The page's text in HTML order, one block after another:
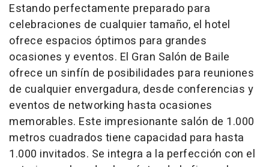
Estando perfectamente preparado para
celebraciones de cualquier tamaño, el hotel
ofrece espacios óptimos para grandes
ocasiones y eventos. El Gran Salón de Baile
ofrece un sinfín de posibilidades para reuniones
de cualquier envergadura, desde conferencias y
eventos de networking hasta ocasiones
memorables. Este impresionante salón de 1.000
metros cuadrados tiene capacidad para hasta
1.000 invitados. Se integra a la perfección con el